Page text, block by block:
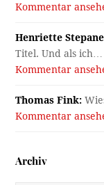
Kommentar
Henriette
Titel. Und als ich…
Kommentar
Thomas Fink:
Kommentar
Archiv